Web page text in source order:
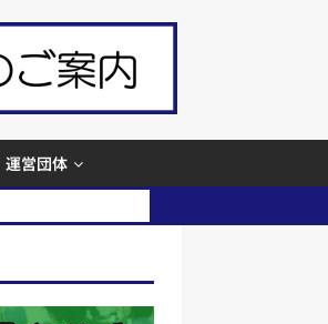
運営団体